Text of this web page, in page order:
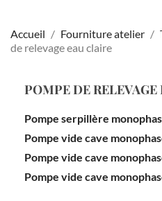
Accueil Fourniture atelier
de relevage eau claire
POMPE DE RELEVAGE
Pompe serpillère
Pompe vide cave
Pompe vide cave
Pompe vide cave